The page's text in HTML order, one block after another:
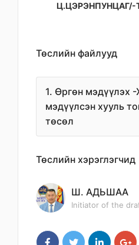
Ц.ЦЭРЭНПУНЦАГ/-
Төслийн файлууд
1. Өргөн мэдүүлэх
мэдүүлсэн хууль
төсөл
Төслийн хэрэглэгчид
Ш. АДЬШАА
Initiator of the